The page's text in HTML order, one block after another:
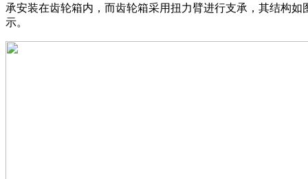
承安装在齿轮箱内，而齿轮箱采用扭力臂进行支承，其结构如
示。